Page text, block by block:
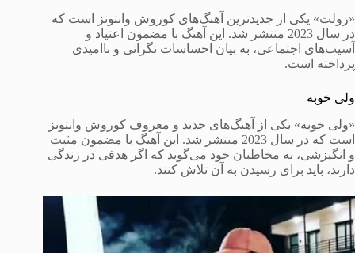
«رولت» یکی از جدیدترین آهنگ‌های کوروش وانتونز است که
در سال 2023 منتشر شد. این آهنگ با مضمون اعتیاد و
آسیب‌های اجتماعی، به بیان احساسات نگرانی و ناامیدی
پرداخته است.
ولی خوبه
«ولی خوبه» یکی از آهنگ‌های جدید و معروف کوروش وانتونز
است که در سال 2023 منتشر شد. این آهنگ با مضمون مثبت
و انگیزشی، به مخاطبان خود می‌گوید که اگر هدفی در زندگی
دارند، باید برای رسیدن به آن تلاش کنند.